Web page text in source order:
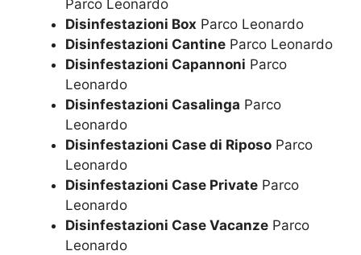
Parco Leonardo
Disinfestazioni Box Parco Leonardo
Disinfestazioni Cantine Parco Leonardo
Disinfestazioni Capannoni Parco
Leonardo
Disinfestazioni Casalinga Parco
Leonardo
Disinfestazioni Case di Riposo Parco
Leonardo
Disinfestazioni Case Private Parco
Leonardo
Disinfestazioni Case Vacanze Parco
Leonardo